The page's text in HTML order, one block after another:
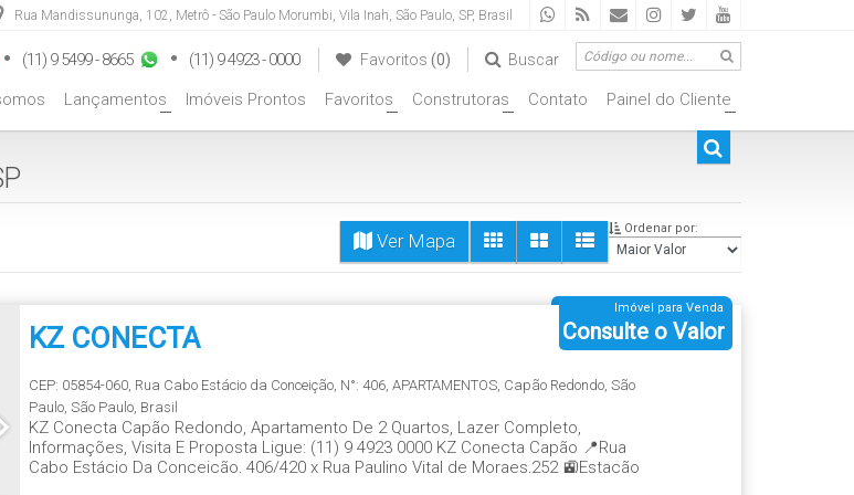
Rua Mandissununga, 102, Metrô - São Paulo Morumbi, Vila Inah, São Paulo, SP, Brasil
Buscar
Favoritos (0)
(11) 9 5499 - 8665 (11) 9 4923 - 0000
+
Painel do Cliente
Contato
+
Construtoras
+
Favoritos
Imóveis Prontos
+
Lançamentos
Ver Mapa
Ordenar por:
KZ CONECTA Consulte o Valor
Imóvel para Venda
CEP: 05854-060 Rua Cabo Estácio da Conceição N°: 406 ,APARTAMENTOS Capão Redondo ,São
Paulo ,São Paulo Brasil
KZ Conecta Capão Redondo, Apartamento De 2 Quartos, Lazer Completo,
Informações, Visita E Proposta Ligue: (11) 9 4923 0000 KZ Conecta Capão 📍Rua
Cabo Estácio Da Conceição, 406/420 x Rua Paulino Vital de Moraes,252 🚉Estação